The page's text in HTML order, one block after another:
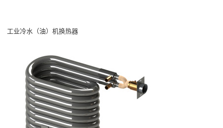
工业冷水（油）机换热器